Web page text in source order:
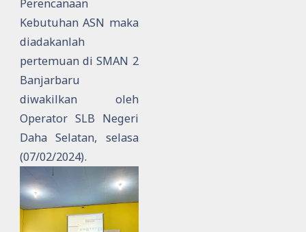
Perencanaan
Kebutuhan ASN maka
diadakanlah
pertemuan di SMAN 2
Banjarbaru
diwakilkan oleh
Operator SLB Negeri
Daha Selatan, selasa
(07/02/2024).